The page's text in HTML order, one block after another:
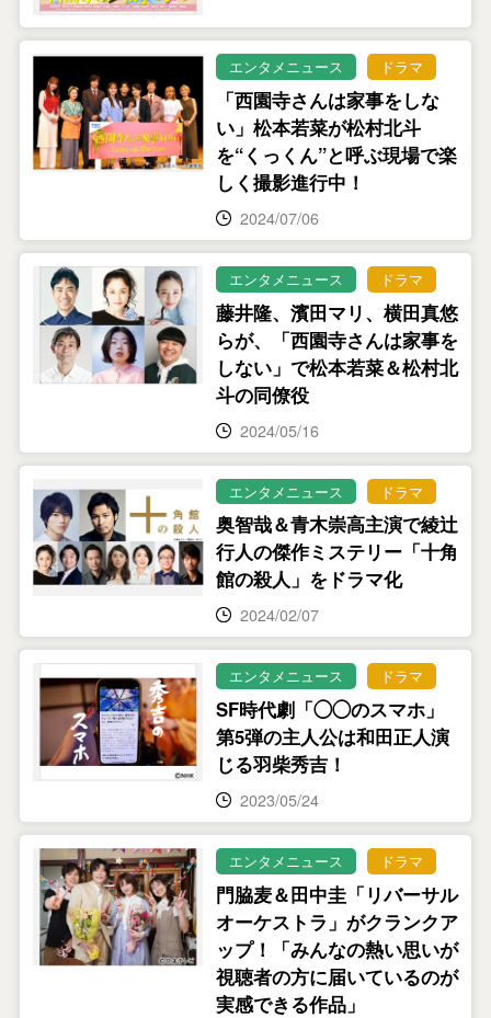
エンタメニュース ドラマ
「西園寺さんは家事をしな
い」松本若菜が松村北斗
を“くっくん”と呼ぶ現場で楽
しく撮影進行中！
2024/07/06
エンタメニュース ドラマ
藤井隆、濱田マリ、横田真悠
らが、「西園寺さんは家事を
しない」で松本若菜＆松村北
斗の同僚役
2024/05/16
エンタメニュース ドラマ
奥智哉＆青木崇高主演で綾辻
行人の傑作ミステリー「十角
館の殺人」をドラマ化
2024/02/07
エンタメニュース ドラマ
SF時代劇「◯◯のスマホ」
第5弾の主人公は和田正人演
じる羽柴秀吉！
2023/05/24
エンタメニュース ドラマ
門脇麦＆田中圭「リバーサル
オーケストラ」がクランクア
ップ！「みんなの熱い思いが
視聴者の方に届いているのが
実感できる作品」